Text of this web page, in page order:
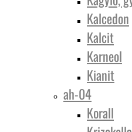
Kalcedon
Kalcit
Karneol
Kianit
ah-04
Korall